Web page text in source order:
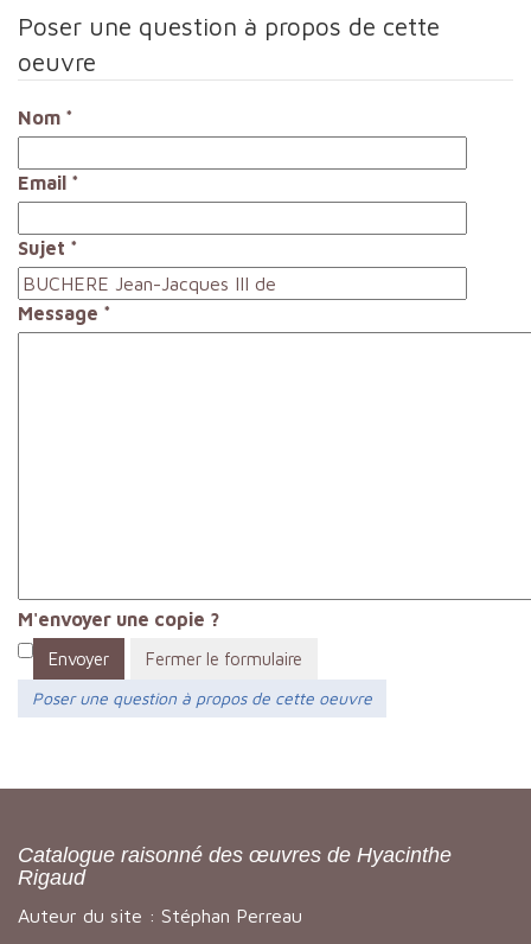
Poser une question à propos de cette
oeuvre
Nom *
Email *
Sujet *
Message *
M'envoyer une copie ?
Envoyer
Fermer le formulaire
Poser une question à propos de cette oeuvre
Catalogue raisonné des œuvres de Hyacinthe
Rigaud
Auteur du site : Stéphan Perreau